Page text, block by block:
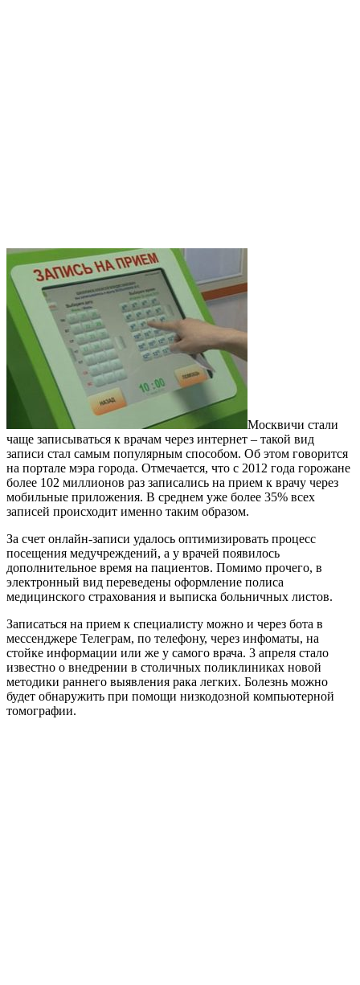
Москвичи стали
чаще записываться к врачам через интернет – такой вид
записи стал самым популярным способом. Об этом говорится
на портале мэра города. Отмечается, что с 2012 года горожане
более 102 миллионов раз записались на прием к врачу через
мобильные приложения. В среднем уже более 35% всех
записей происходит именно таким образом.
За счет онлайн-записи удалось оптимизировать процесс
посещения медучреждений, а у врачей появилось
дополнительное время на пациентов. Помимо прочего, в
электронный вид переведены оформление полиса
медицинского страхования и выписка больничных листов.
Записаться на прием к специалисту можно и через бота в
мессенджере Телеграм, по телефону, через инфоматы, на
стойке информации или же у самого врача. 3 апреля стало
известно о внедрении в столичных поликлиниках новой
методики раннего выявления рака легких. Болезнь можно
будет обнаружить при помощи низкодозной компьютерной
томографии.